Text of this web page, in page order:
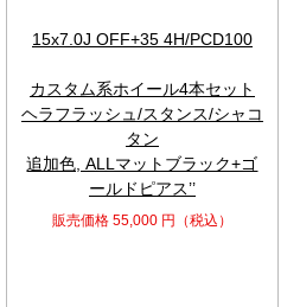
15x7.0J OFF+35 4H/PCD100
カスタム系ホイール4本セット
ヘラフラッシュ/スタンス/シャコ
タン
追加色, ALLマットブラック+ゴ
ールドピアス’’
販売価格 55,000 円（税込）